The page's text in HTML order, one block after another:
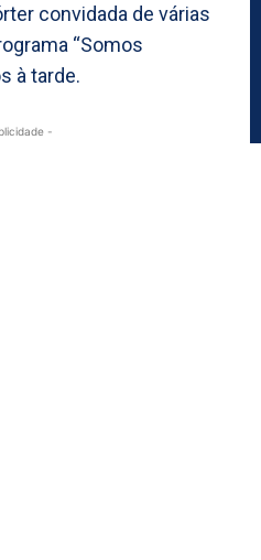
convidada de várias
“Somos
à tarde.
-